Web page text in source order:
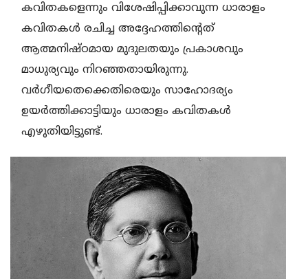
കവിതകളെന്നും വിശേഷിപ്പിക്കാവുന്ന ധാരാളം
കവിതകള്‍ രചിച്ച അദ്ദേഹത്തിന്റെത്
ആത്മനിഷ്ഠമായ മുദുലതയും പ്രകാശവും
മാധുര്യവും നിറഞ്ഞതായിരുന്നു.
വര്‍ഗീയതെക്കെതിരെയും സാഹോദര്യം
ഉയര്‍ത്തിക്കാട്ടിയും ധാരാളം കവിതകള്‍
എഴുതിയിട്ടുണ്ട്.